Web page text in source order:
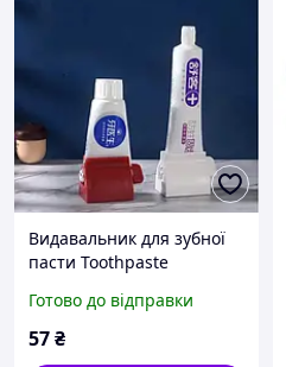
Видавальник для зубної
пасти Toothpaste
iC227
Готово до відправки
57₴